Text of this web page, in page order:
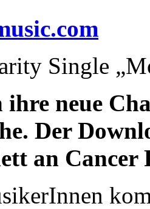
Single
ihre neue
Der
an Cancer